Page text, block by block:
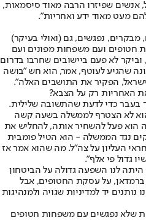
אנשים שפיזרו הרבה מאוד סיסמאות,
מעט מאוד ידע ואחריות".
נפגשים, גם (ואולי בעיקר)
ועם משפחות מפונים ועם
לא פעם ביישובים שחרבו בדרום
שהגיע לעוטף, אמר, הוא חש "בושה
הפקיר את התושבים האלה".
האחריות רק על הצבא?
בעבר כדי לדעת שהתשובה שלילית.
לא הצטרף לממשלה בשעה קשה
הוא פעל להשחיר אותה, להחליש את
נגד הממשלה - הוא הטיל פומבית
העליון על צה"ל. מה שהוא אמר אז
גדול פי אלף".
לנו השפעה גדולה על הביטחון
על עסקת החטופים, אבל
יד למדיניות שגויה ולמנהיגות
שלא נפגשים עם משפחות חטופים